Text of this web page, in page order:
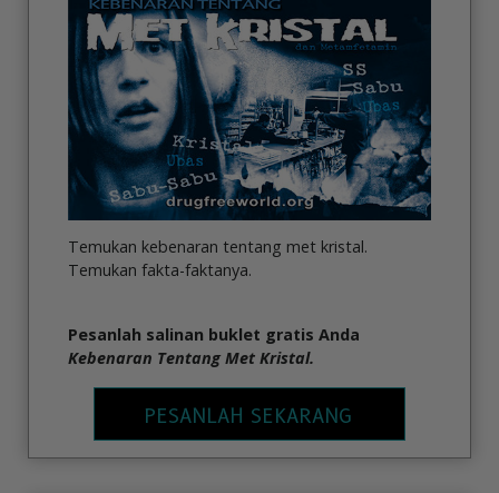
Temukan kebenaran tentang met kristal.
Temukan fakta-faktanya.
Pesanlah salinan buklet gratis Anda
Kebenaran Tentang Met Kristal.
PESANLAH SEKARANG